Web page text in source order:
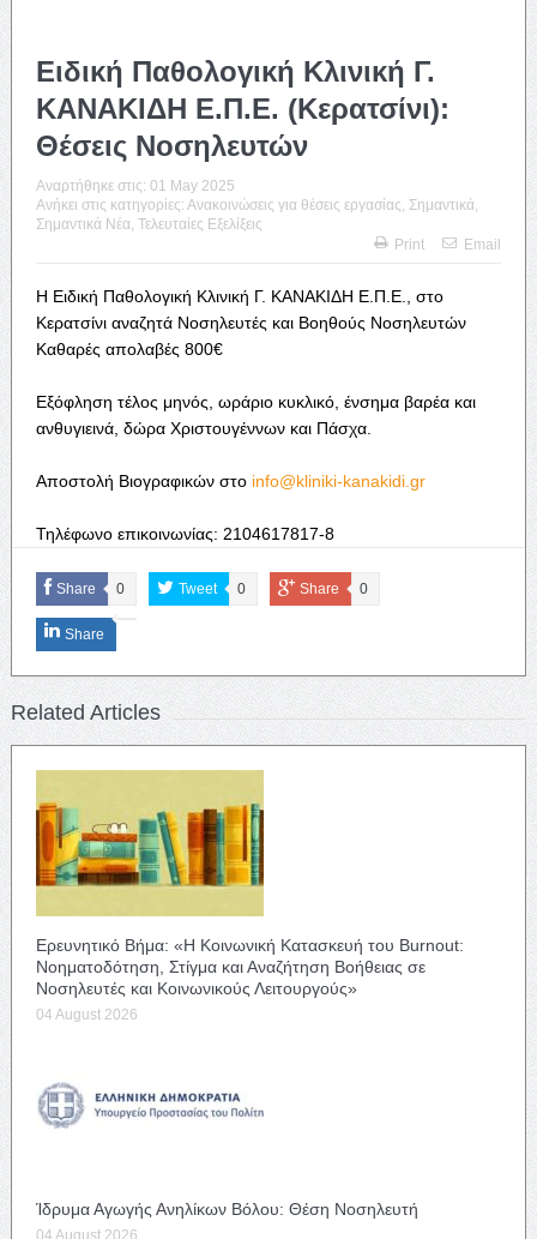
Ειδική Παθολογική Κλινική Γ.
ΚΑΝΑΚΙΔΗ Ε.Π.Ε. (Κερατσίνι):
Θέσεις Νοσηλευτών
Αναρτήθηκε στις: 01 May 2025
Ανήκει στις κατηγορίες: Ανακοινώσεις για θέσεις εργασίας Σημαντικά
Σημαντικά Νέα Τελευταίες Εξελίξεις
Print
Email
Η Ειδική Παθολογική Κλινική Γ. ΚΑΝΑΚΙΔΗ Ε.Π.Ε., στο
Κερατσίνι αναζητά Νοσηλευτές και Βοηθούς Νοσηλευτών
Καθαρές απολαβές 800€
Εξόφληση τέλος μηνός, ωράριο κυκλικό, ένσημα βαρέα και
ανθυγιεινά, δώρα Χριστουγέννων και Πάσχα.
Αποστολή Βιογραφικών στο info@kliniki-kanakidi.gr
Τηλέφωνο επικοινωνίας: 2104617817-8
Share 0 Tweet 0 Share 0
Share
Related Articles
Ερευνητικό Βήμα: «Η Κοινωνική Κατασκευή του Burnout:
Νοηματοδότηση, Στίγμα και Αναζήτηση Βοήθειας σε
Νοσηλευτές και Κοινωνικούς Λειτουργούς»
04 August 2026
Ίδρυμα Αγωγής Ανηλίκων Βόλου: Θέση Νοσηλευτή
04 August 2026